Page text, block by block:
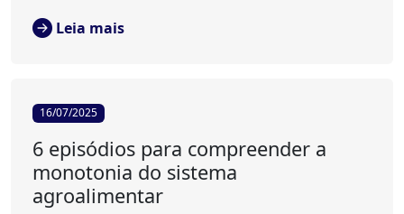
Leia mais
16/07/2025
6 episódios para compreender a
monotonia do sistema
agroalimentar